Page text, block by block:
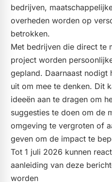
bedrijven,
overheden worden op
betrokken.
Met bedrijven die direct te
project worden
gepland. Daarnaast nodigt
uit om mee te denken. Dit
ideeën aan te dragen om
suggesties te doen om de
omgeving te vergroten of
geven om de impact te
Tot 1 juli 2026 kunnen
aanleiding van deze
worden